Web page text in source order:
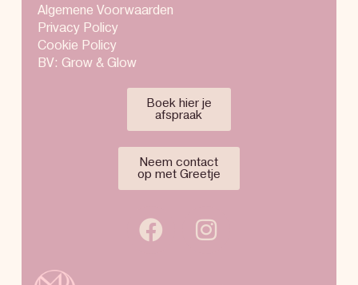
Algemene Voorwaarden
Privacy Policy
Cookie Policy
BV: Grow & Glow
Boek hier je
afspraak
Neem contact
op met Greetje